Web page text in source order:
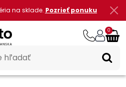
na sklade. Pozrieť ponuku
0